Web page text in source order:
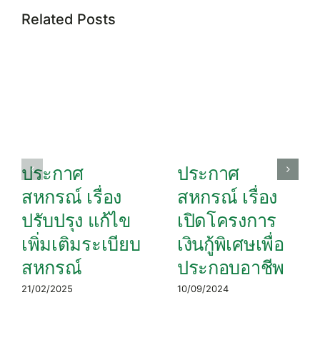
Related Posts
ประกาศ
สหกรณ์ เรื่อง
ปรับปรุง แก้ไข
เพิ่มเติมระเบียบ
สหกรณ์
21/02/2025
ประกาศ
สหกรณ์ เรื่อง
เปิดโครงการ
เงินกู้พิเศษเพื่อ
ประกอบอาชีพ
10/09/2024